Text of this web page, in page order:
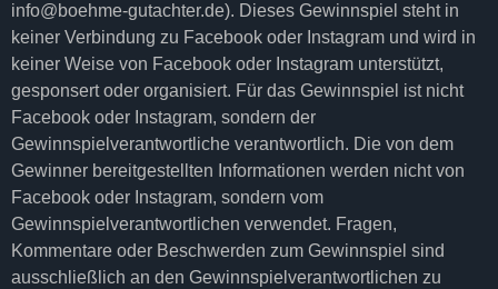
info@boehme-gutachter.de). Dieses Gewinnspiel steht in
keiner Verbindung zu Facebook oder Instagram und wird in
keiner Weise von Facebook oder Instagram unterstützt,
gesponsert oder organisiert. Für das Gewinnspiel ist nicht
Facebook oder Instagram, sondern der
Gewinnspielverantwortliche verantwortlich. Die von dem
Gewinner bereitgestellten Informationen werden nicht von
Facebook oder Instagram, sondern vom
Gewinnspielverantwortlichen verwendet. Fragen,
Kommentare oder Beschwerden zum Gewinnspiel sind
ausschließlich an den Gewinnspielverantwortlichen zu